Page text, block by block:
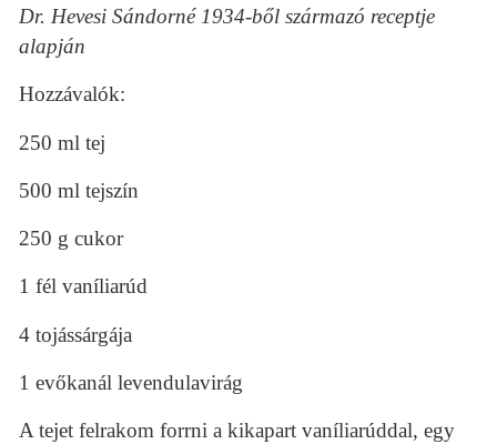
Dr. Hevesi Sándorné 1934-ből származó receptje
alapján
Hozzávalók:
250 ml tej
500 ml tejszín
250 g cukor
1 fél vaníliarúd
4 tojássárgája
1 evőkanál levendulavirág
A tejet felrakom forrni a kikapart vaníliarúddal, egy